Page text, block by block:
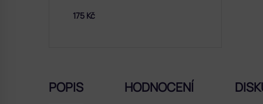
175 Kč
POPIS HODNOCENÍ